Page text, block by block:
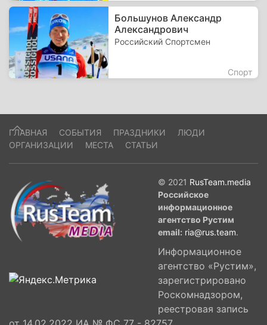
Большунов Александр
Александрович
Российский Спортсмен
Спорт
ГЛАВНАЯ СОБЫТИЯ ПРАЗДНИКИ
ЛЮДИ
ОРГАНИЗАЦИИ
МЕСТА СТАТЬИ
© 2021 RusTeam.media
Российское
информационное
агентство Рустим
email: ria@rus.team.
Информационное
агентство «Рустим»,
зарегистрировано
Роскомнадзором,
реестровая запись